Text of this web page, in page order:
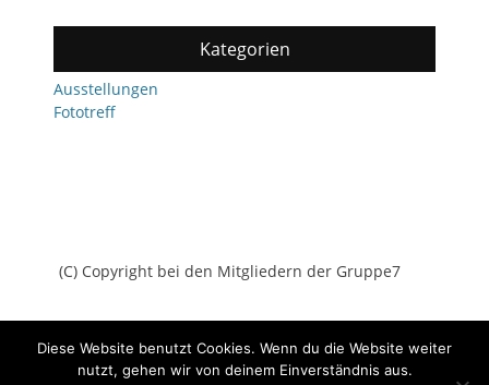
Kategorien
Ausstellungen
Fototreff
(C) Copyright bei den Mitgliedern der Gruppe7
Diese Website benutzt Cookies. Wenn du die Website weiter
nutzt, gehen wir von deinem Einverständnis aus.